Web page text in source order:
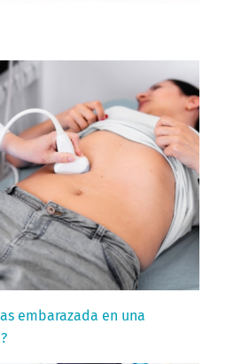
embarazada en una